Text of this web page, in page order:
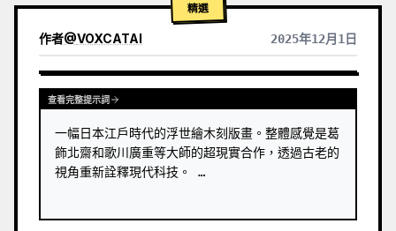
精選
作者@VOXCATAI 2025年12月1日
查看完整提示詞
一幅日本江戶時代的浮世繪木刻版畫。整體感覺是葛
飾北齋和歌川廣重等大師的超現實合作，透過古老的
視角重新詮釋現代科技。 …